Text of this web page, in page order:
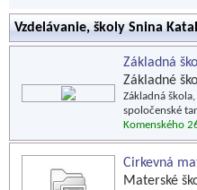
Vzdelávanie, školy Snina
Základná
Základné
Základná
spoločenské
Komenského
Cirkevná
Materské